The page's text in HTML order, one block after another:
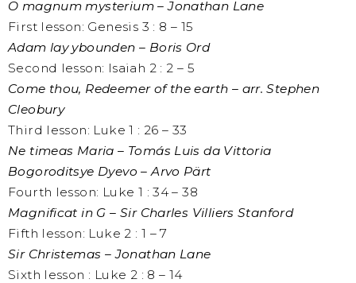
O magnum mysterium – Jonathan Lane
First lesson: Genesis 3 : 8 – 15
Adam lay ybounden – Boris Ord
Second lesson: Isaiah 2 : 2 – 5
Come thou, Redeemer of the earth – arr. Stephen
Cleobury
Third lesson: Luke 1 : 26 – 33
Ne timeas Maria – Tomás Luis da Vittoria
Bogoroditsye Dyevo – Arvo Pärt
Fourth lesson: Luke 1 : 34 – 38
Magnificat in G – Sir Charles Villiers Stanford
Fifth lesson: Luke 2 : 1 – 7
Sir Christemas – Jonathan Lane
Sixth lesson : Luke 2 : 8 – 14